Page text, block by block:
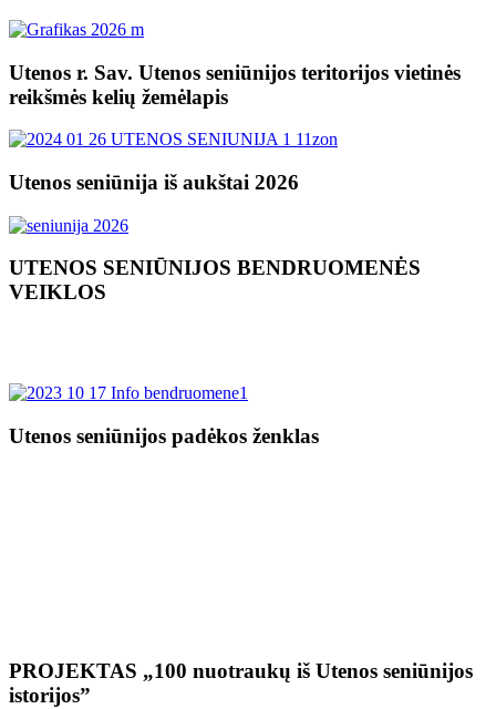
Utenos r. Sav. Utenos seniūnijos teritorijos vietinės
reikšmės kelių žemėlapis
Utenos seniūnija iš aukštai 2026
UTENOS SENIŪNIJOS BENDRUOMENĖS
VEIKLOS
Utenos seniūnijos padėkos ženklas
PROJEKTAS „100 nuotraukų iš Utenos seniūnijos
istorijos”